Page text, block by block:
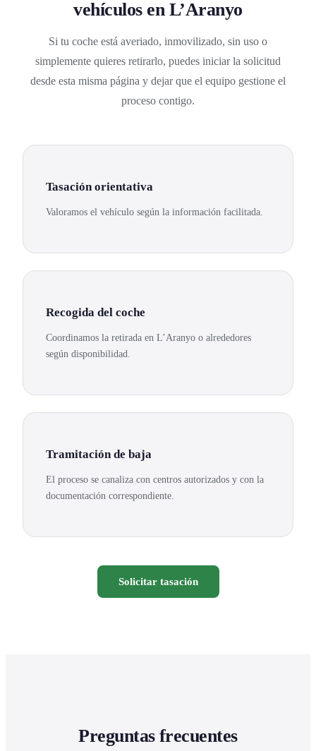
vehículos en L’Aranyo
Si tu coche está averiado, inmovilizado, sin uso o
simplemente quieres retirarlo, puedes iniciar la solicitud
desde esta misma página y dejar que el equipo gestione el
proceso contigo.
Tasación orientativa
Valoramos el vehículo según la información facilitada.
Recogida del coche
Coordinamos la retirada en L’Aranyo o alrededores
según disponibilidad.
Tramitación de baja
El proceso se canaliza con centros autorizados y con la
documentación correspondiente.
Solicitar tasación
Preguntas frecuentes